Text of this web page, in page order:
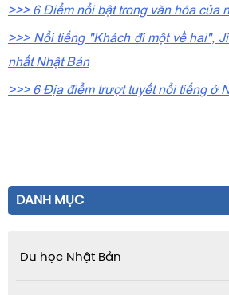
>>> 6 Điểm nổi bật trong văn hóa của
>>> Nổi tiếng "Khách đi một về hai",
nhất Nhật Bản
>>> 6 Địa điểm trượt tuyết nổi tiếng ở
DANH MỤC
Du học Nhật Bản